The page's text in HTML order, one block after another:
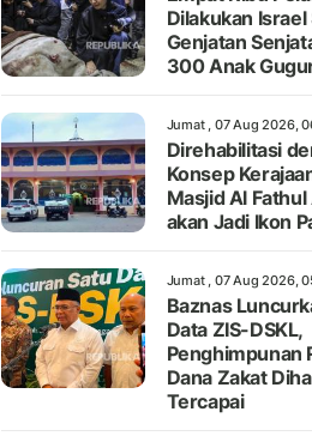
Dilakukan Israel
Genjatan
300 Anak
Jumat , 07 Aug 2026,
Direhabilitasi
Konsep
Masjid Al
akan Jadi Ikon
Jumat , 07 Aug 2026,
Baznas
Data ZIS-DSKL,
Penghimpunan
Dana Zakat
Tercapai